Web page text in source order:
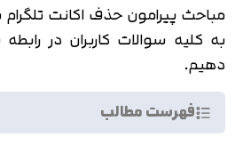
مباحث پیرامون حذف اکانت تلگرام
به کلیه سوالات کاربران در
دهیم.
فهرست مطالب